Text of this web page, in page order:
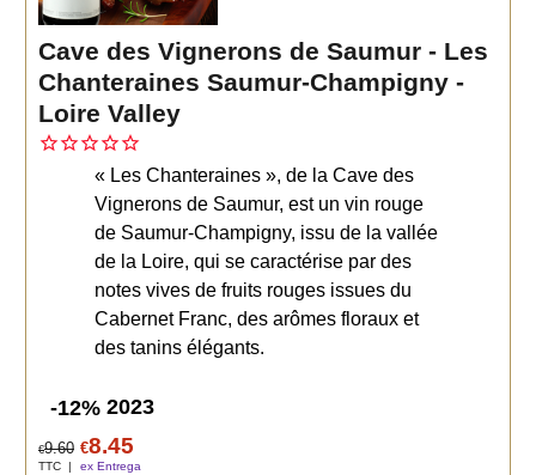
Cave des Vignerons de Saumur - Les
Chanteraines Saumur-Champigny -
Loire Valley
« Les Chanteraines », de la Cave des
Vignerons de Saumur, est un vin rouge
de Saumur-Champigny, issu de la vallée
de la Loire, qui se caractérise par des
notes vives de fruits rouges issues du
Cabernet Franc, des arômes floraux et
des tanins élégants.
-12% 2023
€9.60 €8.45
TTC ex Entrega